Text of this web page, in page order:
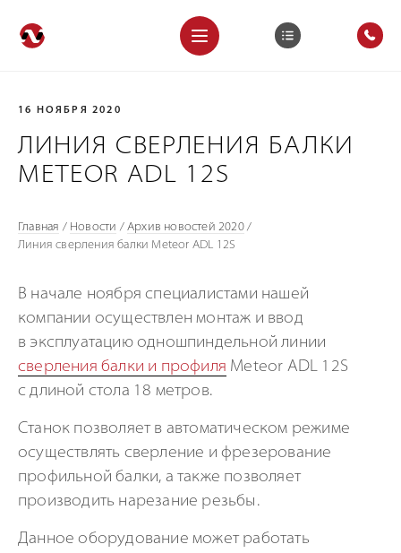
16 НОЯБРЯ 2020
ЛИНИЯ СВЕРЛЕНИЯ БАЛКИ
METEOR ADL 12S
Главная / Новости /Архив новостей 2020/
Линия сверления балки Meteor ADL 12S
В начале ноября специалистами нашей
компании осуществлен монтаж и ввод
в эксплуатацию одношпиндельной линии
сверления балки и профиля Meteor ADL 12S
с длиной стола 18 метров.
Станок позволяет в автоматическом режиме
осуществлять сверление и фрезерование
профильной балки, а также позволяет
производить нарезание резьбы.
Данное оборудование может работать